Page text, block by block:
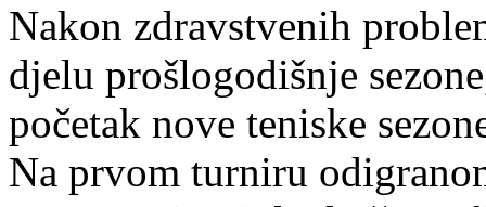
Nakon zdravstvenih
djelu prošlogodišnje
početak nove teniske
Na prvom turniru